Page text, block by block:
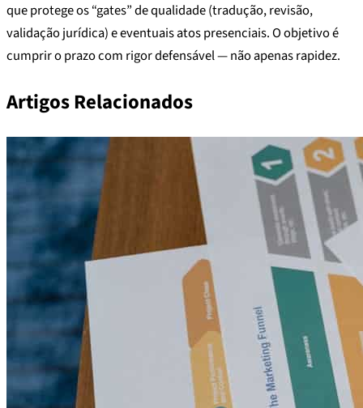
que protege os “gates” de qualidade (tradução, revisão,
validação jurídica) e eventuais atos presenciais. O objetivo é
cumprir o prazo com rigor defensável — não apenas rapidez.
Artigos Relacionados